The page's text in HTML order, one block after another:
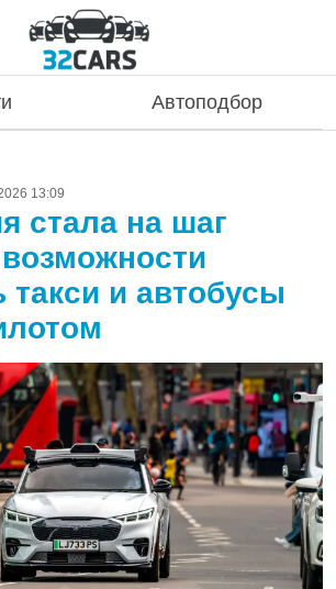
Автоподбор
13:09
стала на шаг
такси и автобусы